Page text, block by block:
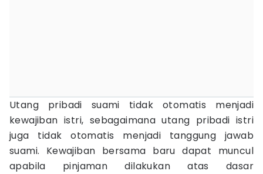
Utang pribadi suami tidak otomatis menjadi
kewajiban istri, sebagaimana utang pribadi istri
juga tidak otomatis menjadi tanggung jawab
suami. Kewajiban bersama baru dapat muncul
apabila pinjaman dilakukan atas dasar